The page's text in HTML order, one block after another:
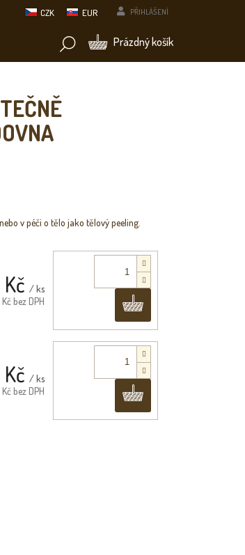
CZK EUR PŘIHLÁŠENÍ
NÁKUPNÍ
Prázdný košík
Kč / ks
bez DPH
/ ks
bez DPH
v péči o tělo jako tělový peeling.